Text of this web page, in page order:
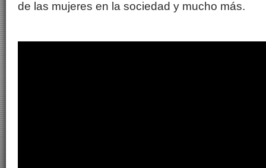
de las mujeres en la sociedad y mucho más.